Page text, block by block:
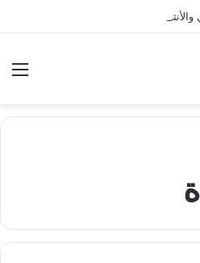
داخلنا، ما الذي يحدث؟